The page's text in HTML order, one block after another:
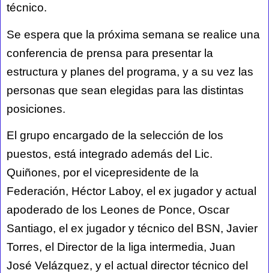
técnico.
Se espera que la próxima semana se realice una
conferencia de prensa para presentar la
estructura y planes del programa, y a su vez las
personas que sean elegidas para las distintas
posiciones.
El grupo encargado de la selección de los
puestos, está integrado además del Lic.
Quiñones, por el vicepresidente de la
Federación, Héctor Laboy, el ex jugador y actual
apoderado de los Leones de Ponce, Oscar
Santiago, el ex jugador y técnico del BSN, Javier
Torres, el Director de la liga intermedia, Juan
José Velázquez, y el actual director técnico del